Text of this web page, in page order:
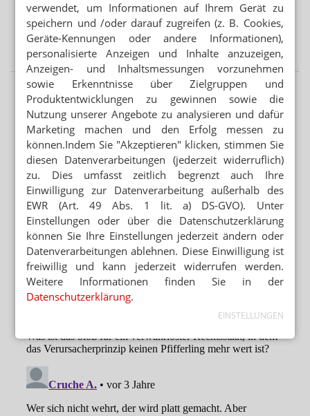
verwendet, um Informationen auf Ihrem Gerät zu
speichern und /oder darauf zugreifen (z. B. Cookies,
Geräte-Kennungen oder andere Informationen),
personalisierte Anzeigen und Inhalte anzuzeigen,
Anzeigen- und Inhaltsmessungen vorzunehmen
sowie Erkenntnisse über Zielgruppen und
Produktentwicklungen zu gewinnen sowie die
Nutzung unserer Angebote zu analysieren und dafür
Marketing machen und den Erfolg messen zu
können.Indem Sie "Akzeptieren" klicken, stimmen Sie
diesen Datenverarbeitungen (jederzeit widerruflich)
zu. Dies umfasst zeitlich begrenzt auch Ihre
Einwilligung zur Datenverarbeitung außerhalb des
EWR (Art. 49 Abs. 1 lit. a) DS-GVO). Unter
Einstellungen oder über die Datenschutzerklärung
können Sie Ihre Einstellungen jederzeit ändern oder
Datenverarbeitungen ablehnen. Diese Einwilligung ist
freiwillig und kann jederzeit widerrufen werden.
Weitere Informationen finden Sie in der
Datenschutzerklärung.
EINSTELLUNGEN
Automat statt Apotheke: Ausnahme für Versender
WEITER FLAUTE IN APOTHEKEN
Erstes Halbjahr: 7 Prozent weniger OTC-Packungen